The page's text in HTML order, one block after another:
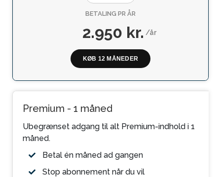
Premium - 1 måned
Ubegrænset adgang til alt Premium-indhold i 1
måned.
Betal én måned ad gangen
Stop abonnement når du vil
BETALING PR ÅR
2.950 kr./år
KØB 12 MÅNEDER